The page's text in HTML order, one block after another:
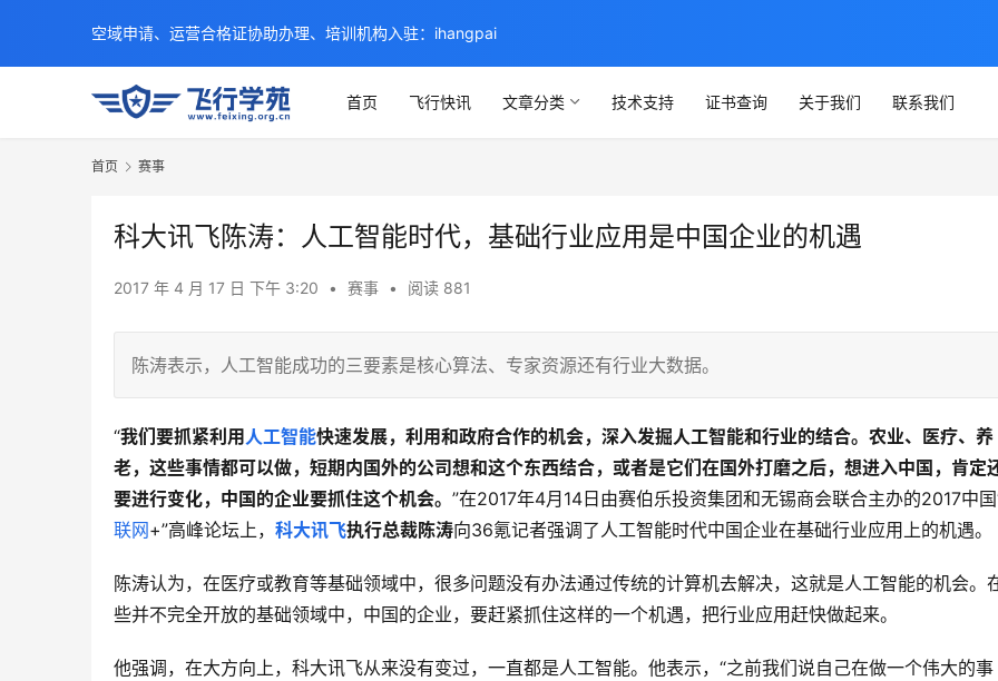
首页 飞行快讯 文章分类 技术支持 证书查询 关于我们 联系我们
首页 赛事
科大讯飞陈涛：人工智能时代，基础行业应用是中国企业的机遇
2017 年 4 月 17 日 下午 3:20 • 赛事 • 阅读 881
陈涛表示，人工智能成功的三要素是核心算法、专家资源还有行业大数据。
“我们要抓紧利用人工智能快速发展，利用和政府合作的机会，深入发掘人工智能和行业的结合。农业、医疗、养
老，这些事情都可以做，短期内国外的公司想和这个东西结合，或者是它们在国外打磨之后，想进入中国，肯定
要进行变化，中国的企业要抓住这个机会。 ”在2017年4月14日由赛伯乐投资集团和无锡商会联合主办的2017中国
联网+”高峰论坛上， 科大讯飞执行总裁陈涛向36氪记者强调了人工智能时代中国企业在基础行业应用上的机遇。
陈涛认为，在医疗或教育等基础领域中，很多问题没有办法通过传统的计算机去解决，这就是人工智能的机会。
些并不完全开放的基础领域中，中国的企业，要赶紧抓住这样的一个机遇，把行业应用赶快做起来。
他强调，在大方向上，科大讯飞从来没有变过，一直都是人工智能。他表示，“之前我们说自己在做一个伟大的事
空域申请、运营合格证协助办理、培训机构入驻：ihangpai